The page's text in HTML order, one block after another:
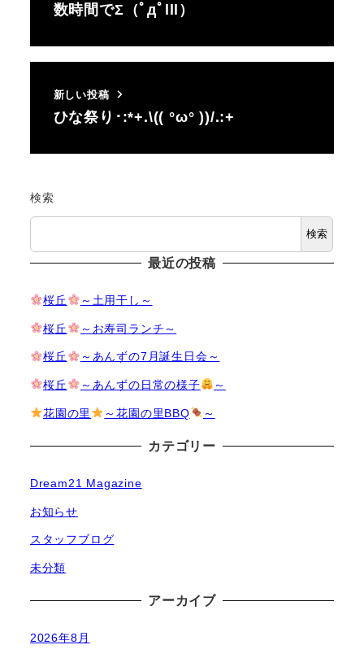
数時間でΣ（ﾟдﾟlll）
新しい投稿
ひな祭り･:*+.\(( °ω° ))/.:+
検索
検索
最近の投稿
桜丘 ～土用干し～
桜丘 ～お寿司ランチ～
桜丘 ～あんずの7月誕生日会～
桜丘 ～あんずの日常の様子 ～
花園の里 ～花園の里BBQ ～
カテゴリー
Dream21 Magazine
お知らせ
スタッフブログ
未分類
アーカイブ
2026年8月